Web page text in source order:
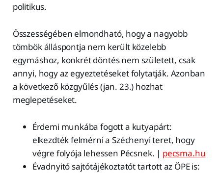
politikus.
Összességében elmondható, hogy a nagyobb
tömbök álláspontja nem került közelebb
egymáshoz, konkrét döntés nem született, csak
annyi, hogy az egyeztetéseket folytatják. Azonban
a következő közgyűlés (jan. 23.) hozhat
meglepetéseket.
Érdemi munkába fogott a kutyapárt:
elkezdték felmérni a Széchenyi teret, hogy
végre folyója lehessen Pécsnek. | pecsma.hu
Évadnyitó sajtótájékoztatót tartott az ÖPE is: